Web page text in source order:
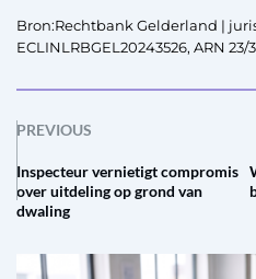
Bron:Rechtbank Gelderland |
ECLINLRBGEL20243526, ARN
PREVIOUS
Inspecteur vernietigt compromis
over uitdeling op grond van
dwaling